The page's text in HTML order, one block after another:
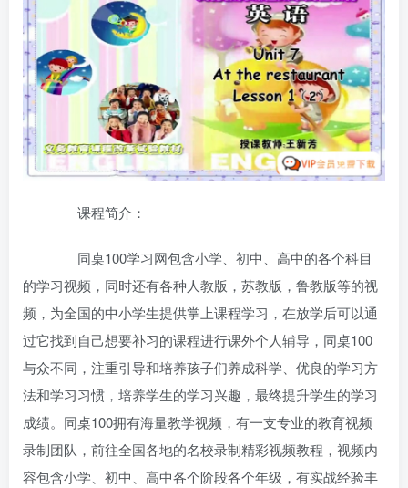
课程简介：
同桌100学习网包含小学、初中、高中的各个科目
的学习视频，同时还有各种人教版，苏教版，鲁教版等的视
频，为全国的中小学生提供掌上课程学习，在放学后可以通
过它找到自己想要补习的课程进行课外个人辅导，同桌100
与众不同，注重引导和培养孩子们养成科学、优良的学习方
法和学习习惯，培养学生的学习兴趣，最终提升学生的学习
成绩。同桌100拥有海量教学视频，有一支专业的教育视频
录制团队，前往全国各地的名校录制精彩视频教程，视频内
容包含小学、初中、高中各个阶段各个年级，有实战经验丰